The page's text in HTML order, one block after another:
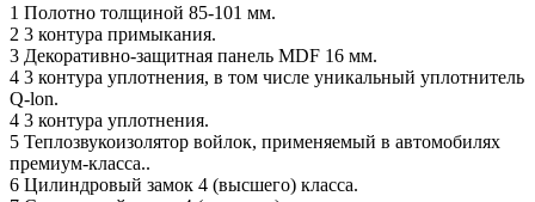
1 Полотно толщиной 85-101 мм.
2 3 контура примыкания.
3 Декоративно-защитная панель MDF 16 мм.
4 3 контура уплотнения, в том числе уникальный уплотнитель
Q-lon.
4 3 контура уплотнения.
5 Теплозвукоизолятор войлок, применяемый в автомобилях
премиум-класса..
6 Цилиндровый замок 4 (высшего) класса.